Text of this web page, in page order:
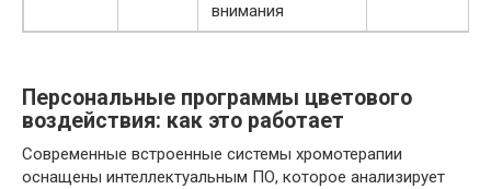
внимания
Персональные программы цветового
воздействия: как это работает
Современные встроенные системы хромотерапии
оснащены интеллектуальным ПО, которое анализирует